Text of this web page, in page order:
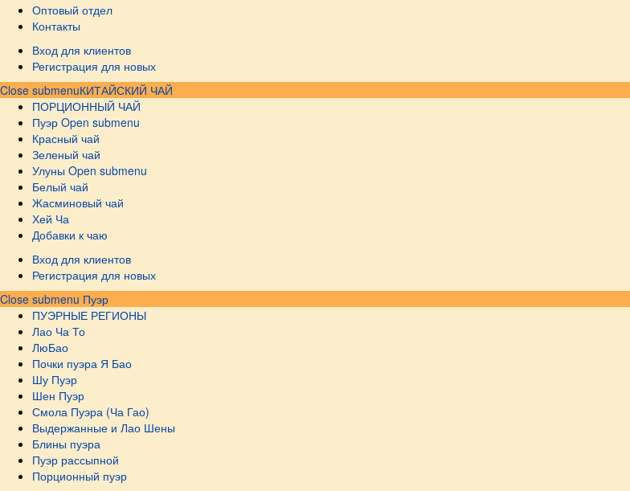
Оптовый отдел
Контакты
Вход для клиентов
Регистрация для новых
Close submenuКИТАЙСКИЙ ЧАЙ
ПОРЦИОННЫЙ ЧАЙ
Пуэр Open submenu
Красный чай
Зеленый чай
Улуны Open submenu
Белый чай
Жасминовый чай
Хей Ча
Добавки к чаю
Вход для клиентов
Регистрация для новых
Close submenu Пуэр
ПУЭРНЫЕ РЕГИОНЫ
Лао Ча То
ЛюБао
Почки пуэра Я Бао
Шу Пуэр
Шен Пуэр
Смола Пуэра (Ча Гао)
Выдержанные и Лао Шены
Блины пуэра
Пуэр рассыпной
Порционный пуэр